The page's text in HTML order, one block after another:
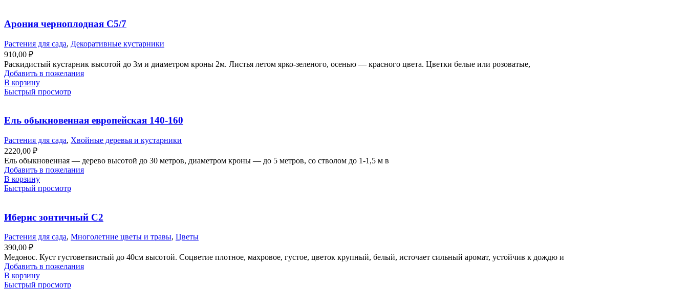
Арония черноплодная С5/7
Растения для сада, Декоративные кустарники
910,00 ₽
Раскидистый кустарник высотой до 3м и диаметром кроны 2м. Листья летом ярко-зеленого, осенью — красного цвета. Цветки белые или розоватые,
Добавить в пожелания
В корзину
Быстрый просмотр
Ель обыкновенная европейская 140-160
Растения для сада, Хвойные деревья и кустарники
2220,00 ₽
Ель обыкновенная — дерево высотой до 30 метров, диаметром кроны — до 5 метров, со стволом до 1-1,5 м в
Добавить в пожелания
В корзину
Быстрый просмотр
Иберис зонтичный С2
Растения для сада, Многолетние цветы и травы, Цветы
390,00 ₽
Медонос. Куст густоветвистый до 40см высотой. Соцветие плотное, махровое, густое, цветок крупный, белый, источает сильный аромат, устойчив к дождю и
Добавить в пожелания
В корзину
Быстрый просмотр